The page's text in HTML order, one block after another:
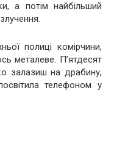
а потім найбільший
полиці комірчини,
металеве. П’ятдесят
залазиш на драбину,
телефоном у